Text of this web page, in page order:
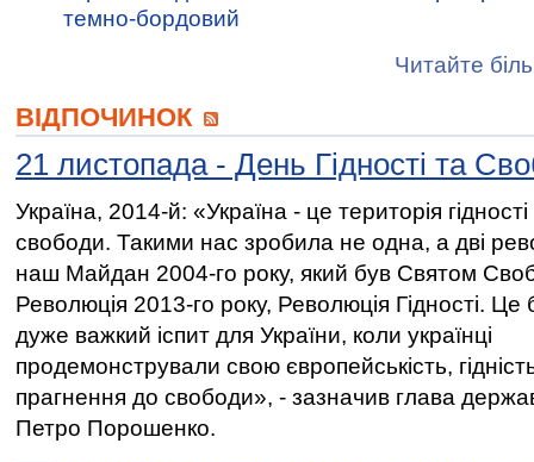
темно-бордовий
Читайте
ВІДПОЧИНОК
21 листопада - День Гідності та
Україна, 2014-й: «Україна - це територія гідності
свободи. Такими нас зробила не одна, а дві
наш Майдан 2004-го року, який був Святом
Революція 2013-го року, Революція Гідності. Це
дуже важкий іспит для України, коли українці
продемонстрували свою європейськість,
прагнення до свободи», - зазначив глава
Петро Порошенко.